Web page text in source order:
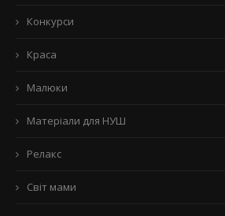
Конкурси
Краса
Малюки
Матеріали для НУШ
Релакс
Світ мами